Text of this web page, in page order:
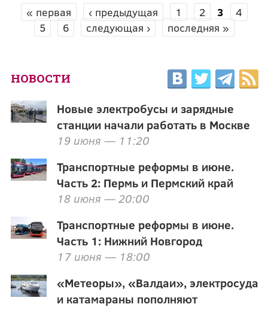
СТРАНИЦЫ
« первая ‹ предыдущая 1 2 3
4
5
6 следующая › последняя »
НОВОСТИ
Новые электробусы и зарядные
станции начали работать в Москве
19 июня — 11:20
Транспортные реформы в июне.
Часть 2: Пермь и Пермский край
18 июня — 20:00
Транспортные реформы в июне.
Часть 1: Нижний Новгород
17 июня — 18:00
«Метеоры», «Валдаи», электросуда
и катамараны пополняют